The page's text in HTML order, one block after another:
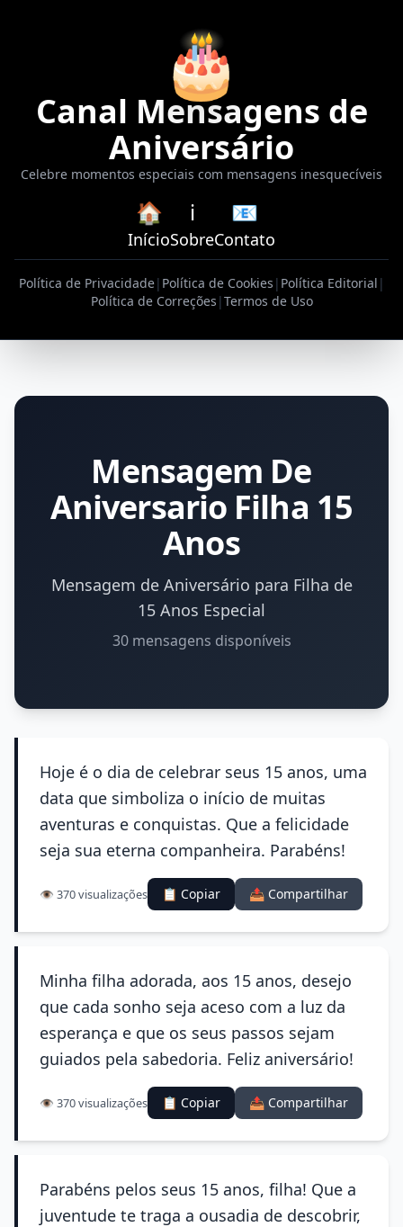
🎂
Canal Mensagens de
Aniversário
Celebre momentos especiais com mensagens inesquecíveis
🏠
Início
ℹ️
Sobre
📧
Contato
Política de Privacidade| Política de Cookies | Política Editorial |
Política de Correções |Termos de Uso
Mensagem De
Aniversario Filha 15
Anos
Mensagem de Aniversário para Filha de
15 Anos Especial
30 mensagens disponíveis
Hoje é o dia de celebrar seus 15 anos, uma
data que simboliza o início de muitas
aventuras e conquistas. Que a felicidade
seja sua eterna companheira. Parabéns!
👁️ 370 visualizações 📋 Copiar 📤 Compartilhar
Minha filha adorada, aos 15 anos, desejo
que cada sonho seja aceso com a luz da
esperança e que os seus passos sejam
guiados pela sabedoria. Feliz aniversário!
👁️ 370 visualizações 📋 Copiar 📤 Compartilhar
Parabéns pelos seus 15 anos, filha! Que a
juventude te traga a ousadia de descobrir,